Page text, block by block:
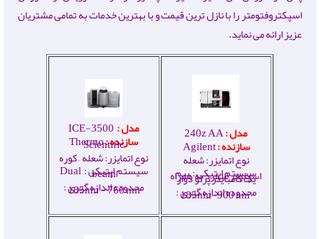
اسپکتروفتومتر را با نازل ترین قیمت و با بهترین خدمات به تمامی مشتریان
عزیز ارائه می نماید.
مدل :240z AA
سازنده :Agilent
نوع اتمایزر: شعله
سیستم اپتیکی : بیم
اسپلیتر منفرد به همراه
یک کامباینر پرتو دوار
محدوده اندازه گیری :
185
nm-900 nm
مدل : ICE-3500
سازنده :Thermo
Scientific
نوع اتمایزر: شعله – کوره
سیستم اپتیکی : Dual beam
محدوده اندازه گیری :
185nm- 760 nm